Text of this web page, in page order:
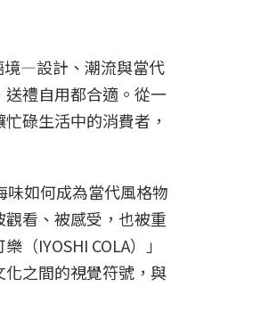
境—設計、潮流與當代
禮自用都合適。從一
碌生活中的消費者，
如何成為當代風格物
看、被感受，也被重
IYOSHI COLA）」
之間的視覺符號，與